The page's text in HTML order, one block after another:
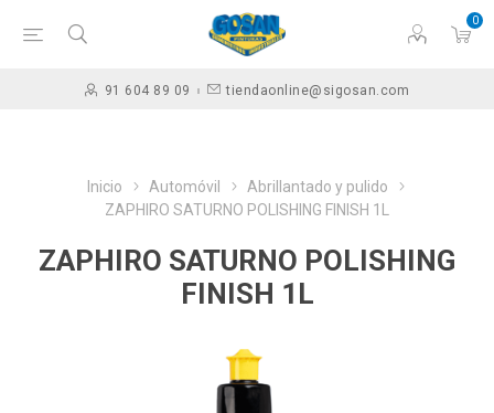
0
91 604 89 09 tiendaonline@sigosan.com
Inicio Automóvil
Abrillantado y pulido
ZAPHIRO SATURNO POLISHING FINISH 1L
ZAPHIRO SATURNO POLISHING
FINISH 1L